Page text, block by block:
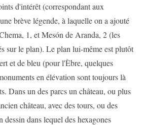
d'intérêt (correspondant aux
brève légende, à laquelle on a ajouté
1, et Mesón de Aranda, 2 (les
sur le plan). Le plan lui-même est plutôt
et de bleu (pour l'Èbre, quelques
en élévation sont toujours là
Dans un des parcs un château, ou plus
château, avec des tours, ou des
dessin dans lequel des hexagones